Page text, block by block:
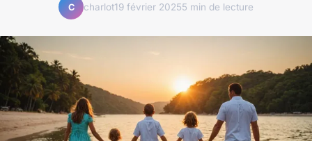
C charlot19 février 20255 min de lecture